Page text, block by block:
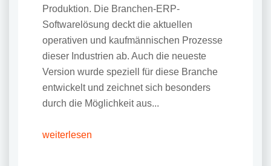
Produktion. Die Branchen-ERP-
Softwarelösung deckt die aktuellen
operativen und kaufmännischen Prozesse
dieser Industrien ab. Auch die neueste
Version wurde speziell für diese Branche
entwickelt und zeichnet sich besonders
durch die Möglichkeit aus...
weiterlesen